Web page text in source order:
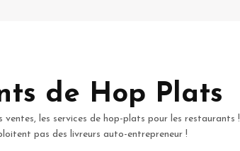
de Hop Plats
les services de hop-plats pour les restaurants !
pas des livreurs auto-entrepreneur !